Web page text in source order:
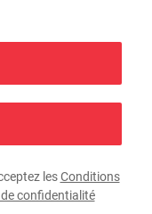
lesConditions
confidentialité